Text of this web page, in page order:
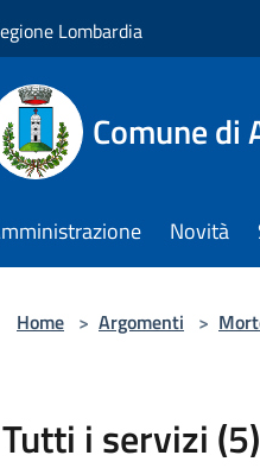
Lombardia
Comune di
Novità
Home > Argomenti >
Tutti i servizi (5)